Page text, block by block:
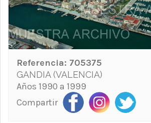
Referencia: 705375
GANDIA (VALENCIA)
Años 1990 a 1999
Compartir